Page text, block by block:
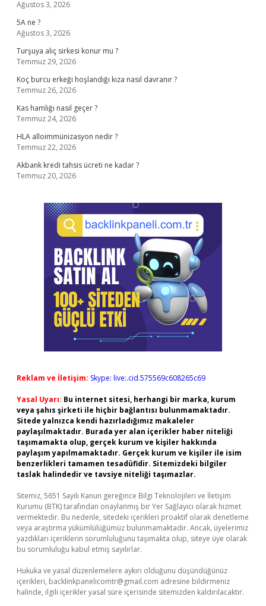
Ağustos 3, 2026
5A ne ?
Ağustos 3, 2026
Turşuya alıç sirkesi konur mu ?
Temmuz 29, 2026
Koç burcu erkeği hoşlandığı kıza nasıl davranır ?
Temmuz 26, 2026
Kas hamlığı nasıl geçer ?
Temmuz 24, 2026
HLA alloimmünizasyon nedir ?
Temmuz 22, 2026
Akbank kredi tahsis ücreti ne kadar ?
Temmuz 20, 2026
Reklam ve İletişim: Skype: live:.cid.575569c608265c69
Yasal Uyarı: Bu internet sitesi, herhangi bir marka, kurum
veya şahıs şirketi ile hiçbir bağlantısı bulunmamaktadır.
Sitede yalnızca kendi hazırladığımız makaleler
paylaşılmaktadır. Burada yer alan içerikler haber niteliği
taşımamakta olup, gerçek kurum ve kişiler hakkında
paylaşım yapılmamaktadır. Gerçek kurum ve kişiler ile isim
benzerlikleri tamamen tesadüfidir. Sitemizdeki bilgiler
taslak halindedir ve tavsiye niteliği taşımazlar.
Sitemiz, 5651 Sayılı Kanun gereğince Bilgi Teknolojileri ve İletişim
Kurumu (BTK) tarafından onaylanmış bir Yer Sağlayıcı olarak hizmet
vermektedir. Bu nedenle, sitedeki içerikleri proaktif olarak denetleme
veya araştırma yükümlülüğümüz bulunmamaktadır. Ancak, üyelerimiz
yazdıkları içeriklerin sorumluluğunu taşımakta olup, siteye üye olarak
bu sorumluluğu kabul etmiş sayılırlar.
Hukuka ve yasal düzenlemelere aykırı olduğunu düşündüğünüz
içerikleri, backlinkpanelicomtr@gmail.com adresine bildirmeniz
halinde, ilgili içerikler yasal süre içerisinde sitemizden kaldırılacaktır.